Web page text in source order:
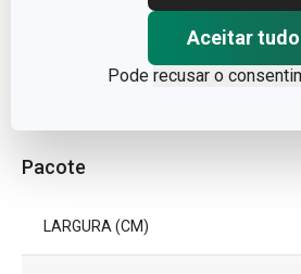
Aceitar tudo
Pode recusar o
GARANTIA (EM ANOS)
Pacote
LARGURA (CM)